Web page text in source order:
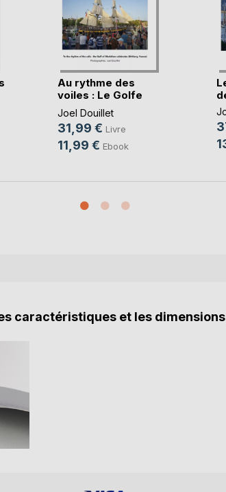
Au rythme des
voiles : Le Golfe
du(...)
Joel Douillet
31,99 € Livre
11,99 € Ebook
caractéristiques et les